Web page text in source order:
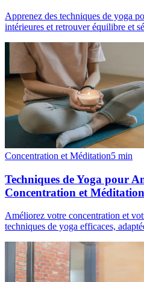
Apprenez des techniques de yoga
intérieures et retrouver équilibre et
Concentration et Méditation5 min
Techniques de Yoga pour
Concentration et Méditation
Améliorez votre concentration et
techniques de yoga efficaces,